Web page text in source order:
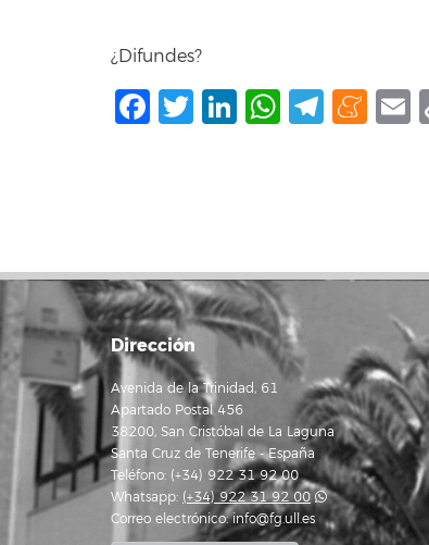
¿Difundes?
Facebook
Twitter
LinkedIn
Dirección
Avenida de la Trinidad, 61
Apartado Postal 456
38200, San Cristóbal de La Laguna
Santa Cruz de Tenerife - España
Teléfono: (+34) 922 31 92 00
Whatsapp: (+34) 922 31 92 00
Correo electrónico:info@fg.ull.es